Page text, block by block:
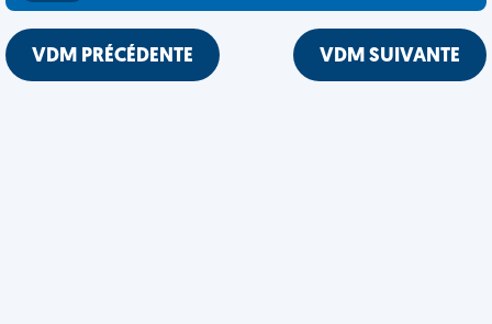
VDM PRÉCÉDENTE VDM SUIVANTE